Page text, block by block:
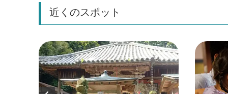
近くのスポット